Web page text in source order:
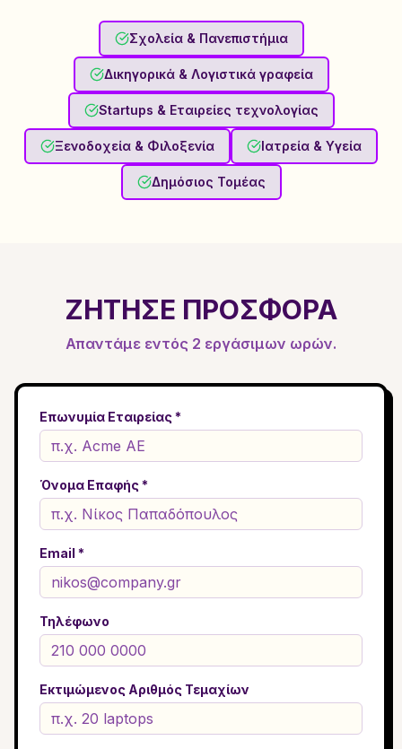
Σχολεία & Πανεπιστήμια
Δικηγορικά & Λογιστικά γραφεία
Startups & Εταιρείες τεχνολογίας
Ξενοδοχεία & Φιλοξενία Ιατρεία & Υγεία
Δημόσιος Τομέας
ΖΉΤΗΣΕ ΠΡΟΣΦΟΡΆ
Απαντάμε εντός 2 εργάσιμων ωρών.
Επωνυμία Εταιρείας *
Όνομα Επαφής *
Email *
Τηλέφωνο
Εκτιμώμενος Αριθμός Τεμαχίων